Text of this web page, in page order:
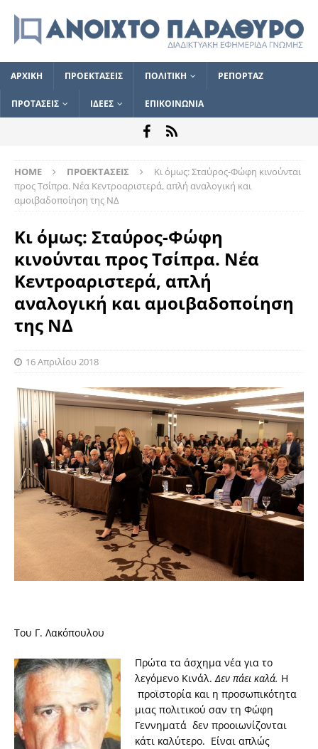
ΑΡΧΙΚΗ ΠΡΟΕΚΤΑΣΕΙΣ ΠΟΛΙΤΙΚΗ ΡΕΠΟΡΤΑΖ
ΠΡΟΤΑΣΕΙΣ ΙΔΕΕΣ ΕΠΙΚΟΙΝΩΝΙΑ
HOME ΠΡΟΕΚΤΑΣΕΙΣ
Κι όμως: Σταύρος-Φώφη κινούνται
προς Τσίπρα. Νέα Κεντροαριστερά, απλή αναλογική και
αμοιβαδοποίηση της ΝΔ
Κι όμως: Σταύρος-Φώφη
κινούνται προς Τσίπρα. Νέα
Κεντροαριστερά, απλή
αναλογική και αμοιβαδοποίηση
της ΝΔ
16 Απριλίου 2018
Του Γ. Λακόπουλου
Πρώτα τα άσχημα νέα για το
λεγόμενο Κινάλ.Δεν πάει καλά. Η
προϊστορία και η προσωπικότητα
μιας πολιτικού σαν τη Φώφη
Γεννηματά δεν προοιωνίζονται
κάτι καλύτερο. Είναι απλώς